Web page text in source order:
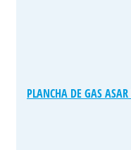
PLANCHA DE GAS